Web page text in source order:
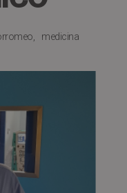
medicina